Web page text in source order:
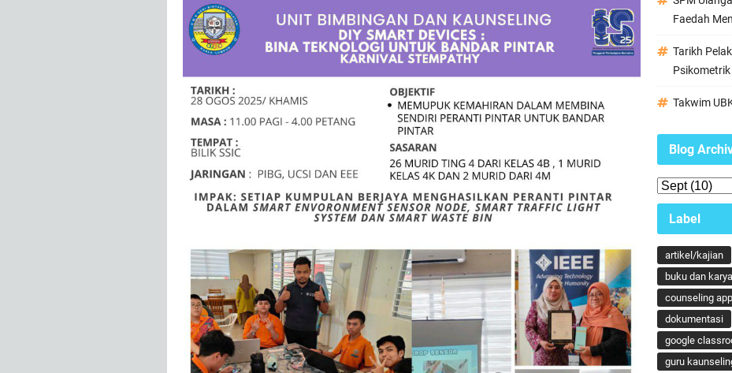
Faedah
Tarikh
Takwim
Blog
Label
artikel/kajian
buku dan
counseling
dokumentasi
google
guru